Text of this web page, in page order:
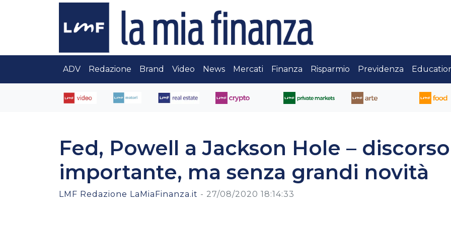
ADV Redazione Brand Video News Mercati Finanza Risparmio Previdenza
Fed, Powell a Jackson Hole – discorso
importante, ma senza grandi novità
LMF Redazione LaMiaFinanza.it - 27/08/2020 18:14:33